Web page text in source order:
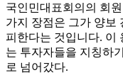
국인민대표회의의 회
가지 장점은 그가 양보
피한다는 것입니다. 이
는 투자자들을 지칭하
로 넘어갔다.